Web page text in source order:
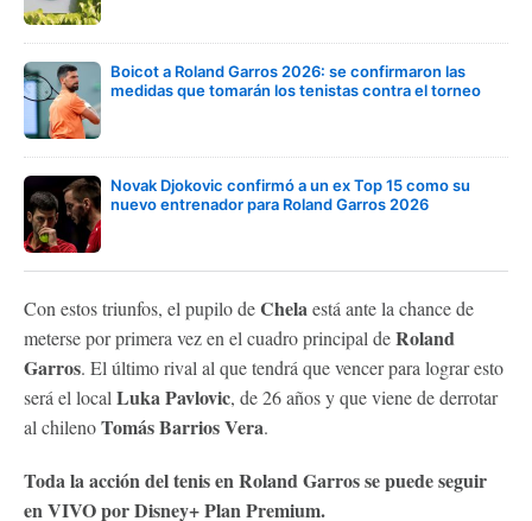
Boicot a Roland Garros 2026: se confirmaron las
medidas que tomarán los tenistas contra el torneo
Novak Djokovic confirmó a un ex Top 15 como su
nuevo entrenador para Roland Garros 2026
Con estos triunfos, el pupilo deChelaestá ante la chance de
meterse por primera vez en el cuadro principal deRoland
Garros. El último rival al que tendrá que vencer para lograr esto
será el local Luka Pavlovic, de 26 años y que viene de derrotar
al chilenoTomás Barrios Vera.
Toda la acción del tenis en Roland Garros se puede seguir
en VIVO por Disney+ Plan Premium.